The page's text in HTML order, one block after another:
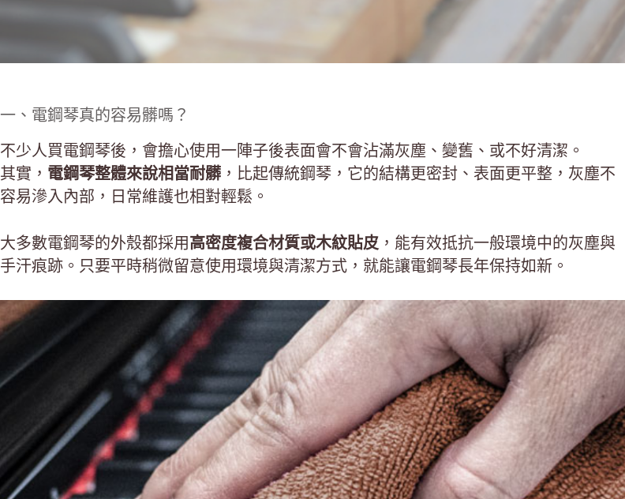
一、電鋼琴真的容易髒嗎？
不少人買電鋼琴後，會擔心使用一陣子後表面會不會沾滿灰塵、變舊、或不好清潔。
其實， 電鋼琴整體來說相當耐髒 ，比起傳統鋼琴，它的結構更密封、表面更平整，灰塵不
容易滲入內部，日常維護也相對輕鬆。
大多數電鋼琴的外殼都採用高密度複合材質或木紋貼皮 ，能有效抵抗一般環境中的灰塵與
手汗痕跡。只要平時稍微留意使用環境與清潔方式，就能讓電鋼琴長年保持如新。